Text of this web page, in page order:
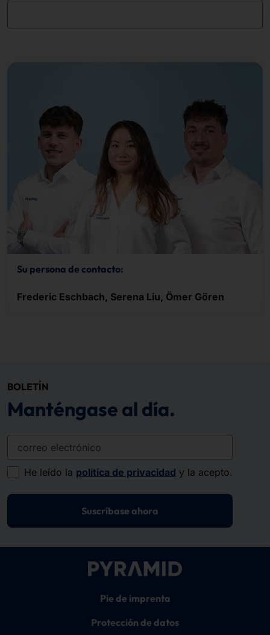
Su persona de contacto:
Frederic Eschbach, Serena Liu, Ömer Gören
BOLETÍN
Manténgase al día.
correo electrónico
He leído la política de privacidad y la acepto.
Suscríbase ahora
Pie de imprenta
Protección de datos